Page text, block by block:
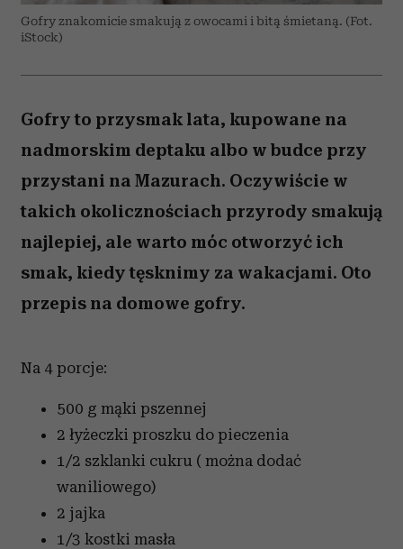
Gofry znakomicie smakują z owocami i bitą śmietaną. (Fot.
iStock)
Gofry to przysmak lata, kupowane na
nadmorskim deptaku albo w budce przy
przystani na Mazurach. Oczywiście w
takich okolicznościach przyrody smakują
najlepiej, ale warto móc otworzyć ich
smak, kiedy tęsknimy za wakacjami. Oto
przepis na domowe gofry.
Na 4 porcje:
500 g mąki pszennej
2 łyżeczki proszku do pieczenia
1/2 szklanki cukru ( można dodać
waniliowego)
2 jajka
1/3 kostki masła